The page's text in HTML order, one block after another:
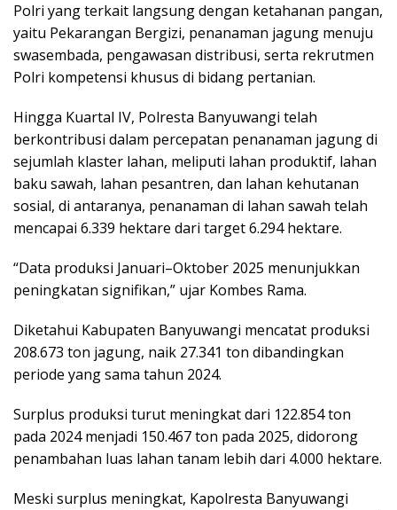
Polri yang terkait langsung dengan ketahanan pangan,
yaitu Pekarangan Bergizi, penanaman jagung menuju
swasembada, pengawasan distribusi, serta rekrutmen
Polri kompetensi khusus di bidang pertanian.
Hingga Kuartal IV, Polresta Banyuwangi telah
berkontribusi dalam percepatan penanaman jagung di
sejumlah klaster lahan, meliputi lahan produktif, lahan
baku sawah, lahan pesantren, dan lahan kehutanan
sosial, di antaranya, penanaman di lahan sawah telah
mencapai 6.339 hektare dari target 6.294 hektare.
“Data produksi Januari–Oktober 2025 menunjukkan
peningkatan signifikan,” ujar Kombes Rama.
Diketahui Kabupaten Banyuwangi mencatat produksi
208.673 ton jagung, naik 27.341 ton dibandingkan
periode yang sama tahun 2024.
Surplus produksi turut meningkat dari 122.854 ton
pada 2024 menjadi 150.467 ton pada 2025, didorong
penambahan luas lahan tanam lebih dari 4.000 hektare.
Meski surplus meningkat, Kapolresta Banyuwangi